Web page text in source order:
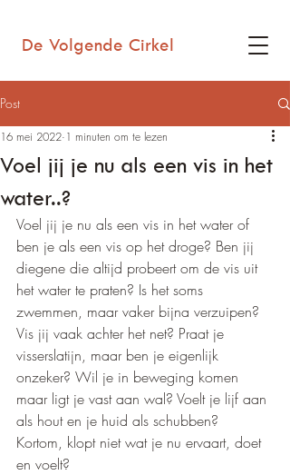
De Volgende Cirkel
Post
Voel jij je nu als een vis in het
water..?
16 mei 2022 1 minuten om te lezen
Voel jij je nu als een vis in het water of
ben je als een vis op het droge? Ben jij
diegene die altijd probeert om de vis uit
het water te praten? Is het soms
zwemmen, maar vaker bijna verzuipen?
Vis jij vaak achter het net? Praat je
visserslatijn, maar ben je eigenlijk
onzeker? Wil je in beweging komen
maar ligt je vast aan wal? Voelt je lijf aan
als hout en je huid als schubben?
Kortom, klopt niet wat je nu ervaart, doet
en voelt?